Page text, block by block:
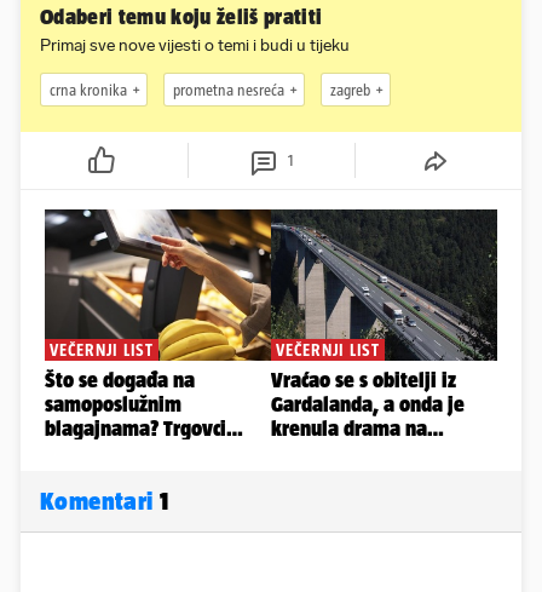
Odaberi temu koju želiš pratiti
Primaj sve nove vijesti o temi i budi u tijeku
crna kronika prometna nesreća zagreb
1
Komentari 1